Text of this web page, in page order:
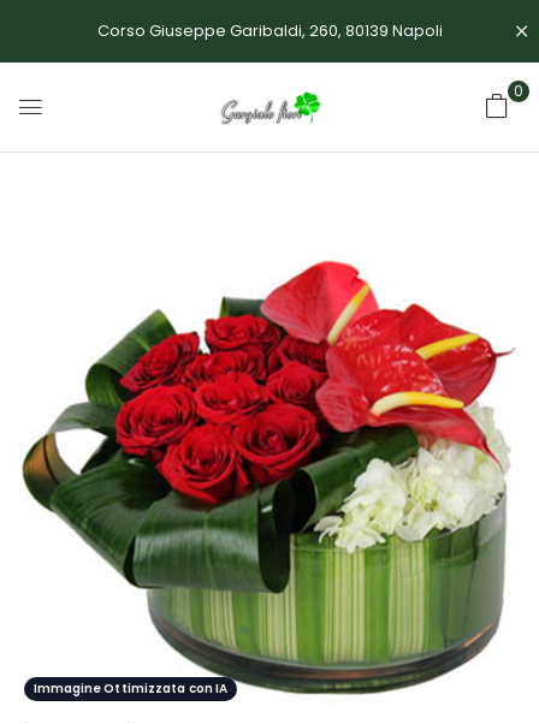
Corso Giuseppe Garibaldi, 260, 80139 Napoli
0
Immagine Ottimizzata con IA